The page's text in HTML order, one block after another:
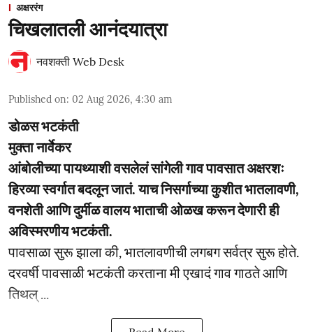
अक्षररंग
चिखलातली आनंदयात्रा
नवशक्ती Web Desk
Published on: 02 Aug 2026, 4:30 am
डोळस भटकंती
मुक्ता नार्वेकर
आंबोलीच्या पायथ्याशी वसलेलं सांगेली गाव पावसात अक्षरशः
हिरव्या स्वर्गात बदलून जातं. याच निसर्गाच्या कुशीत भातलावणी,
वनशेती आणि दुर्मीळ वालय भाताची ओळख करून देणारी ही
अविस्मरणीय भटकंती.
पावसाळा सुरू झाला की, भातलावणीची लगबग सर्वत्र सुरू होते.
दरवर्षी पावसाळी भटकंती करताना मी एखादं गाव गाठते आणि
तिथल् ...